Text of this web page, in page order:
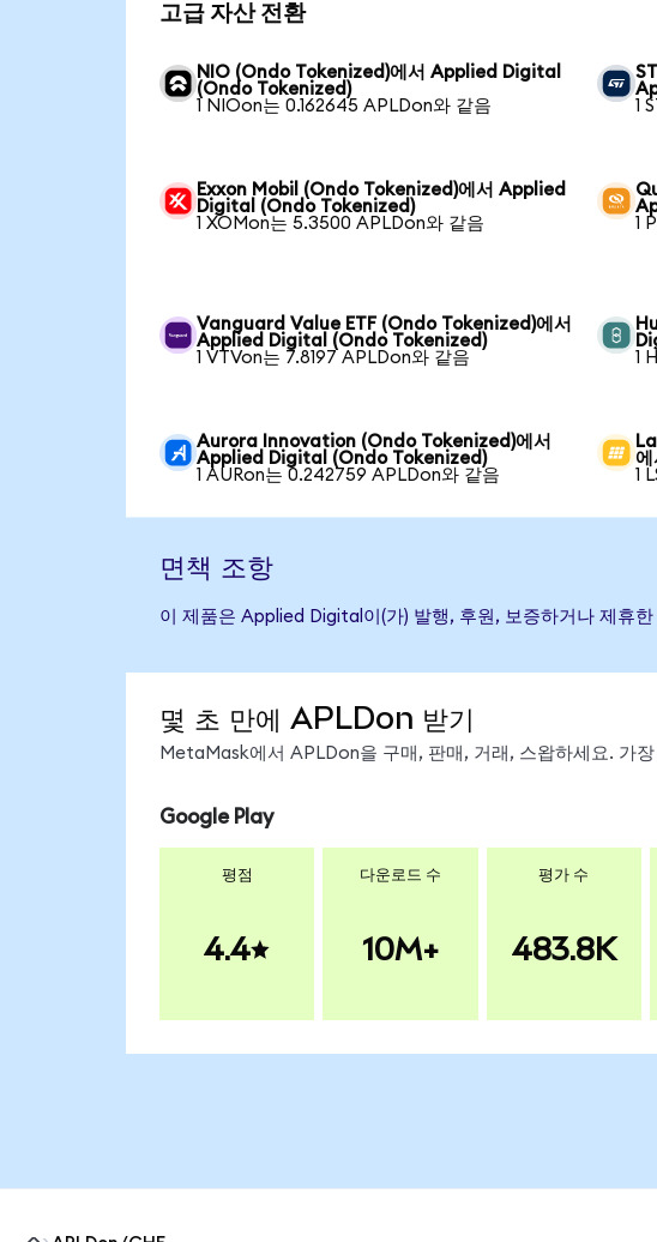
고급 자산 전환
NIO (Ondo Tokenized)에서 Applied Digital
(Ondo Tokenized)
1 NIOon는 0.162645 APLDon와 같음
1
Exxon Mobil (Ondo Tokenized)에서 Applied
Digital (Ondo Tokenized)
1 XOMon는 5.3500 APLDon와 같음
1
Vanguard Value ETF (Ondo Tokenized)에서
Applied Digital (Ondo Tokenized)
1 VTVon는 7.8197 APLDon와 같음
1
Aurora Innovation (Ondo Tokenized)에서
Applied Digital (Ondo Tokenized)
1 AURon는 0.242759 APLDon와 같음
1
면책 조항
이 제품은 Applied Digital이(가) 발행, 후원, 보증하거나 제휴
몇 초 만에 APLDon 받기
MetaMask에서 APLDon을 구매, 판매, 거래, 스왑하세요. 가
Google Play
평점
4.4
다운로드 수
10M+
평가 수
483.8K